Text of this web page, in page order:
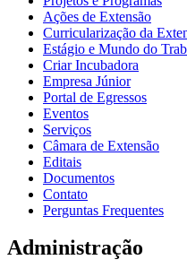
Ações de Extensão
Curricularização da
Estágio e Mundo do
Criar Incubadora
Empresa Júnior
Portal de Egressos
Eventos
Serviços
Câmara de Extensão
Editais
Documentos
Contato
Perguntas Frequentes
Administração